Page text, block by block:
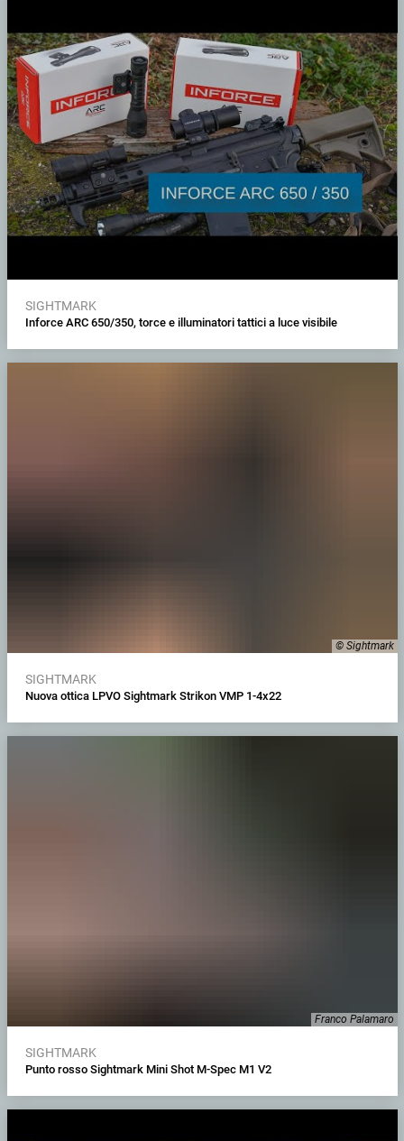
SIGHTMARK
Inforce ARC 650/350, torce e illuminatori tattici a luce visibile
© Sightmark
SIGHTMARK
Nuova ottica LPVO Sightmark Strikon VMP 1-4x22
Franco Palamaro
SIGHTMARK
Punto rosso Sightmark Mini Shot M-Spec M1 V2